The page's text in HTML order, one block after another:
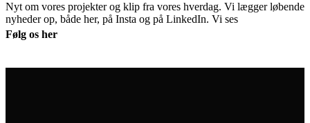
Nyt om vores projekter og klip fra vores hverdag. Vi lægger løbende
nyheder op, både her, på Insta og på LinkedIn. Vi ses
Følg os her